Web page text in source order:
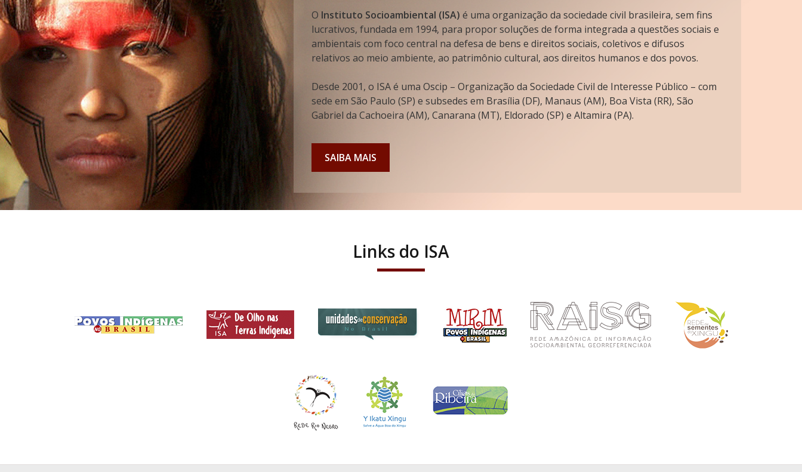
O Instituto Socioambiental (ISA) é uma organização da sociedade civil brasileira, sem fins
lucrativos, fundada em 1994, para propor soluções de forma integrada a questões sociais e
ambientais com foco central na defesa de bens e direitos sociais, coletivos e difusos
relativos ao meio ambiente, ao patrimônio cultural, aos direitos humanos e dos povos.
Desde 2001, o ISA é uma Oscip – Organização da Sociedade Civil de Interesse Público – com
sede em São Paulo (SP) e subsedes em Brasília (DF), Manaus (AM), Boa Vista (RR), São
Gabriel da Cachoeira (AM), Canarana (MT), Eldorado (SP) e Altamira (PA).
SAIBA MAIS
Links do ISA